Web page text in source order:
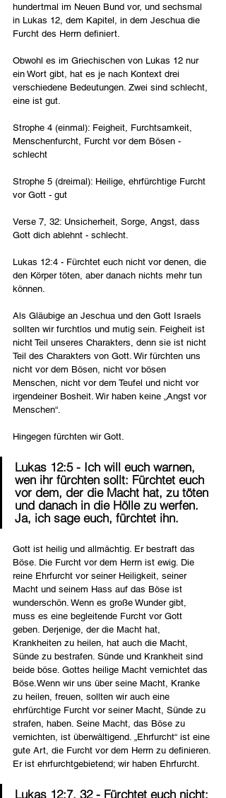
hundertmal im Neuen Bund vor, und sechsmal
in Lukas 12, dem Kapitel, in dem Jeschua die
Furcht des Herrn definiert.
Obwohl es im Griechischen von Lukas 12 nur
ein Wort gibt, hat es je nach Kontext drei
verschiedene Bedeutungen. Zwei sind schlecht,
eine ist gut.
Strophe 4 (einmal): Feigheit, Furchtsamkeit,
Menschenfurcht, Furcht vor dem Bösen -
schlecht
Strophe 5 (dreimal): Heilige, ehrfürchtige Furcht
vor Gott - gut
Verse 7, 32: Unsicherheit, Sorge, Angst, dass
Gott dich ablehnt - schlecht.
Lukas 12:4 - Fürchtet euch nicht vor denen, die
den Körper töten, aber danach nichts mehr tun
können.
Als Gläubige an Jeschua und den Gott Israels
sollten wir furchtlos und mutig sein. Feigheit ist
nicht Teil unseres Charakters, denn sie ist nicht
Teil des Charakters von Gott. Wir fürchten uns
nicht vor dem Bösen, nicht vor bösen
Menschen, nicht vor dem Teufel und nicht vor
irgendeiner Bosheit. Wir haben keine „Angst vor
Menschen“.
Hingegen fürchten wir Gott.
Lukas 12:5 - Ich will euch warnen,
wen ihr fürchten sollt: Fürchtet euch
vor dem, der die Macht hat, zu töten
und danach in die Hölle zu werfen.
Ja, ich sage euch, fürchtet ihn.
Gott ist heilig und allmächtig. Er bestraft das
Böse. Die Furcht vor dem Herrn ist ewig. Die
reine Ehrfurcht vor seiner Heiligkeit, seiner
Macht und seinem Hass auf das Böse ist
wunderschön. Wenn es große Wunder gibt,
muss es eine begleitende Furcht vor Gott
geben. Derjenige, der die Macht hat,
Krankheiten zu heilen, hat auch die Macht,
Sünde zu bestrafen. Sünde und Krankheit sind
beide böse. Gottes heilige Macht vernichtet das
Böse.Wenn wir uns über seine Macht, Kranke
zu heilen, freuen, sollten wir auch eine
ehrfürchtige Furcht vor seiner Macht, Sünde zu
strafen, haben. Seine Macht, das Böse zu
vernichten, ist überwältigend. „Ehrfurcht“ ist eine
gute Art, die Furcht vor dem Herrn zu definieren.
Er ist ehrfurchtgebietend; wir haben Ehrfurcht.
Lukas 12:7, 32 - Fürchtet euch nicht;